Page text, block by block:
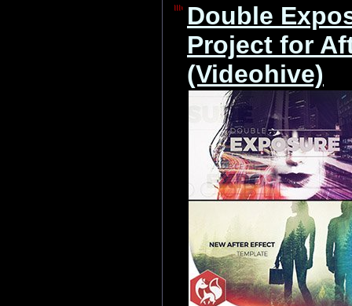
Double
Project for
(Videohive)